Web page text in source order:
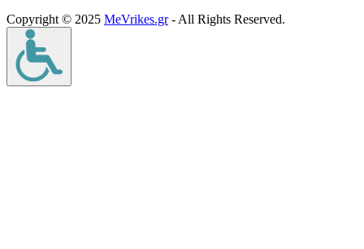
Copyright © 2025 MeVrikes.gr- All Rights Reserved.